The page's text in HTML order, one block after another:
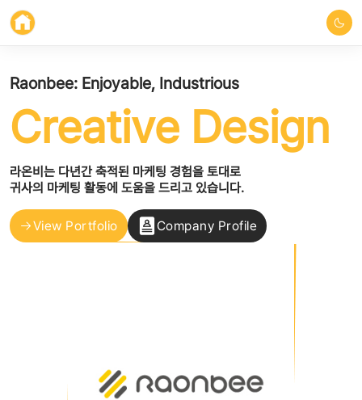
Raonbee: Enjoyable, Industrious
Creative Design
라온비는 다년간 축적된 마케팅 경험을 토대로
귀사의 마케팅 활동에 도움을 드리고 있습니다.
View Portfolio Company Profile